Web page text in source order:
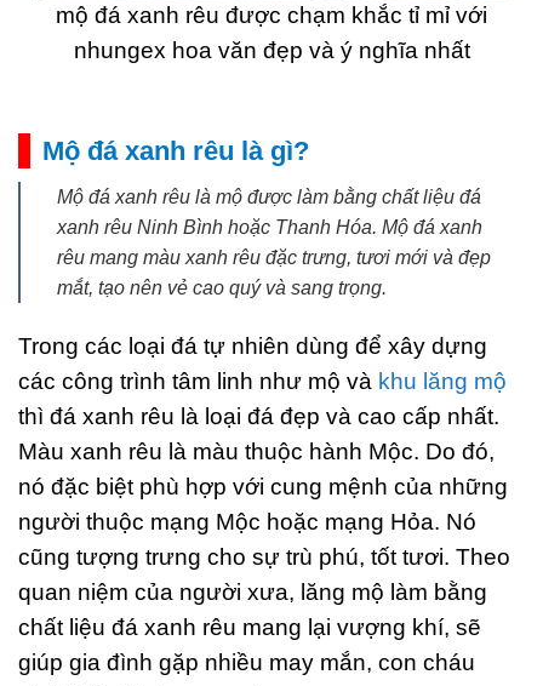
mộ đá xanh rêu được chạm khắc tỉ mỉ với
nhungex hoa văn đẹp và ý nghĩa nhất
Mộ đá xanh rêu là gì?
Mộ đá xanh rêu là mộ được làm bằng chất liệu đá
xanh rêu Ninh Bình hoặc Thanh Hóa. Mộ đá xanh
rêu mang màu xanh rêu đặc trưng, tươi mới và đẹp
mắt, tạo nên vẻ cao quý và sang trọng.
Trong các loại đá tự nhiên dùng để xây dựng
các công trình tâm linh như mộ và khu lăng mộ
thì đá xanh rêu là loại đá đẹp và cao cấp nhất.
Màu xanh rêu là màu thuộc hành Mộc. Do đó,
nó đặc biệt phù hợp với cung mệnh của những
người thuộc mạng Mộc hoặc mạng Hỏa. Nó
cũng tượng trưng cho sự trù phú, tốt tươi. Theo
quan niệm của người xưa, lăng mộ làm bằng
chất liệu đá xanh rêu mang lại vượng khí, sẽ
giúp gia đình gặp nhiều may mắn, con cháu